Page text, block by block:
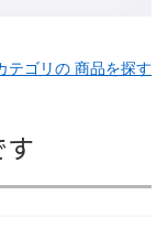
テゴリの 商品を探す